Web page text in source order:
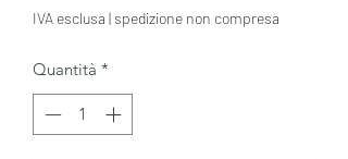
IVA esclusa | spedizione non compresa
Quantità *